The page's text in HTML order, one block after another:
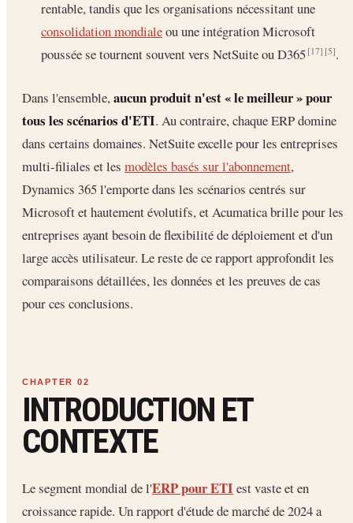
rentable, tandis que les organisations nécessitant une
consolidation mondialeou une intégration Microsoft
poussée se tournent souvent vers NetSuite ou D365[17] [5].
Dans l'ensemble,aucun produit n'est « le meilleur » pour
tous les scénarios d'ETI. Au contraire, chaque ERP domine
dans certains domaines. NetSuite excelle pour les entreprises
multi-filiales et les modèles basés sur l'abonnement,
Dynamics 365 l'emporte dans les scénarios centrés sur
Microsoft et hautement évolutifs, et Acumatica brille pour les
entreprises ayant besoin de flexibilité de déploiement et d'un
large accès utilisateur. Le reste de ce rapport approfondit les
comparaisons détaillées, les données et les preuves de cas
pour ces conclusions.
INTRODUCTION ET
CONTEXTE
Le segment mondial de l'ERP pour ETI est vaste et en
croissance rapide. Un rapport d'étude de marché de 2024 a